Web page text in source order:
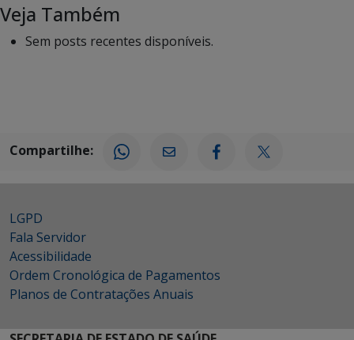
Veja Também
Sem posts recentes disponíveis.
Compartilhe:
LGPD
Fala Servidor
Acessibilidade
Ordem Cronológica de Pagamentos
Planos de Contratações Anuais